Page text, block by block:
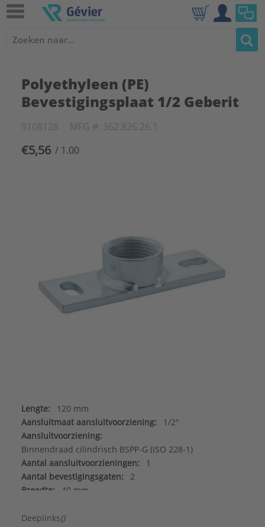
Polyethyleen (PE)
Bevestigingsplaat 1/2 Geberit
9108128 MFG #: 362.826.26.1
€5,56 / 1.00
Lengte:
120 mm
Aansluitmaat aansluitvoorziening:
1/2"
Aansluitvoorziening:
Binnendraad cilindrisch BSPP-G (ISO 228-1)
Aantal aansluitvoorzieningen:
1
Aantal bevestigingsgaten:
2
Breedte:
40 mm
Hartafstand aansluitvoorziening verstelbaar:
Deeplinks()